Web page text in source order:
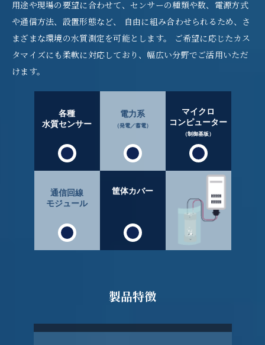
用途や現場の要望に合わせて、センサーの種類や数、電源方式
や通信方法、設置形態など、 自由に組み合わせられるため、さ
まざまな環境の水質測定を可能とします。 ご希望に応じたカス
タマイズにも柔軟に対応しており、幅広い分野でご活用いただ
けます。
各種
水質センサー
電力系
（発電／蓄電）
マイクロ
コンピューター
（制御基板）
通信回線
モジュール
筐体カバー
製品特徴